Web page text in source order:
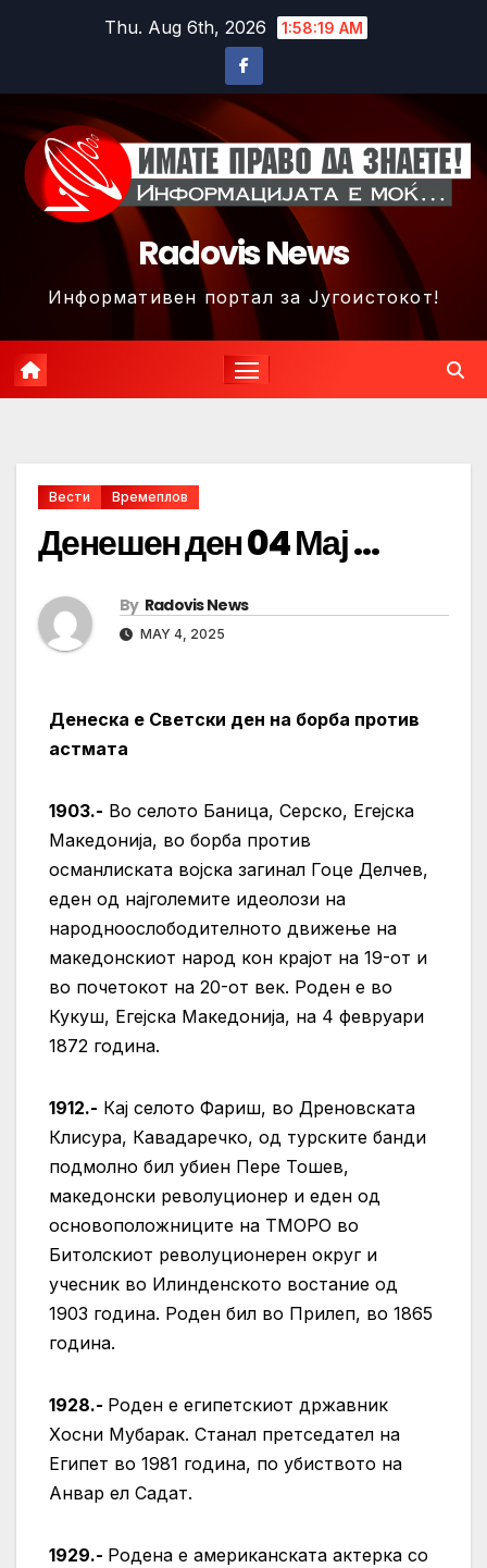
Thu. Aug 6th, 2026 1:58:21 AM
Radovis News
Информативен портал за Југоистокот!
Вести Времеплов
Денешен ден 04 Мај …
By Radovis News
MAY 4, 2025
Денеска е Светски ден на борба против
астмата
1903.- Во селото Баница, Серско, Егејска
Македонија, во борба против
османлиската војска загинал Гоце Делчев,
еден од најголемите идеолози на
народноослободителното движење на
македонскиот народ кон крајот на 19-от и
во почетокот на 20-от век. Роден е во
Кукуш, Егејска Македонија, на 4 февруари
1872 година.
1912.- Кај селото Фариш, во Дреновската
Клисура, Кавадаречко, од турските банди
подмолно бил убиен Пере Тошев,
македонски револуционер и еден од
основоположниците на ТМОРО во
Битолскиот револуционерен округ и
учесник во Илинденското востание од
1903 година. Роден бил во Прилеп, во 1865
година.
1928.- Роден е египетскиот државник
Хосни Мубарак. Станал претседател на
Египет во 1981 година, по убиството на
Анвар ел Садат.
1929.- Родена е американската актерка со